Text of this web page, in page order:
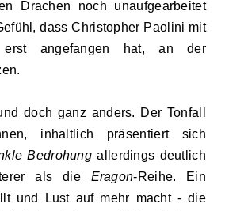
Drachen noch unaufgearbeitet
dass Christopher Paolini mit
angefangen hat, an der
doch ganz anders. Der Tonfall
inhaltlich präsentiert sich
Bedrohung allerdings deutlich
als die Eragon-Reihe. Ein
und Lust auf mehr macht - die